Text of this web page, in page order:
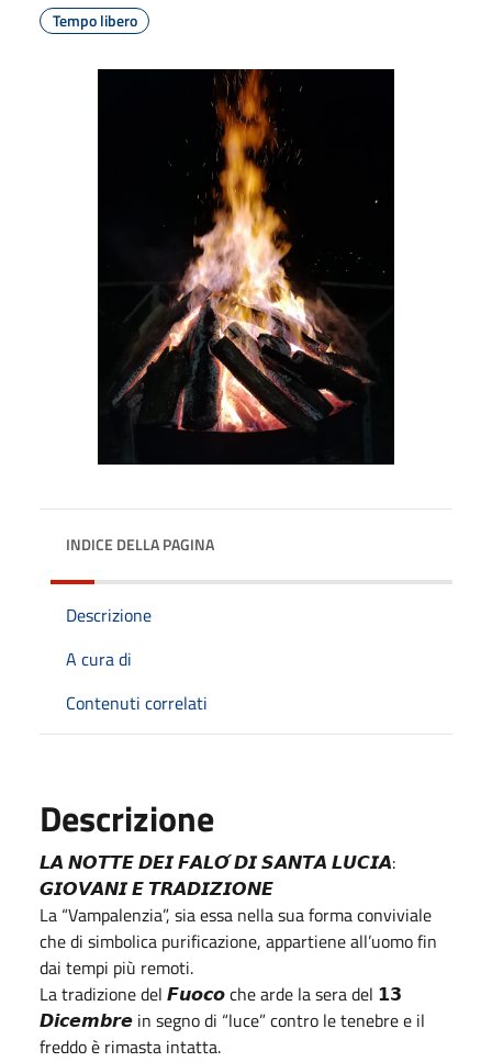
Tempo libero
INDICE DELLA PAGINA
Descrizione
A cura di
Contenuti correlati
Descrizione
𝙇𝘼 𝙉𝙊𝙏𝙏𝙀 𝘿𝙀𝙄 𝙁𝘼𝙇𝙊́ 𝘿𝙄 𝙎𝘼𝙉𝙏𝘼 𝙇𝙐𝘾𝙄𝘼:
𝙂𝙄𝙊𝙑𝘼𝙉𝙄 𝙀 𝙏𝙍𝘼𝘿𝙄𝙕𝙄𝙊𝙉𝙀
La “Vampalenzia”, sia essa nella sua forma conviviale
che di simbolica purificazione, appartiene all’uomo fin
dai tempi più remoti.
La tradizione del 𝙁𝙪𝙤𝙘𝙤 che arde la sera del 𝟭𝟯
𝘿𝙞𝙘𝙚𝙢𝙗𝙧𝙚 in segno di “luce” contro le tenebre e il
freddo è rimasta intatta.